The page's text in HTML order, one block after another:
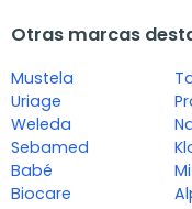
Otras marcas
Mustela
Uriage
Weleda
Sebamed
Babé
Biocare